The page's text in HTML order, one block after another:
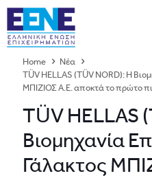
Home
Νέα
TÜV HELLAS (TÜV NORD): Η
ΜΠΙΖΙΟΣ Α.Ε. αποκτά το πρώτο
TÜV HELLAS
Βιομηχανία
Γάλακτος